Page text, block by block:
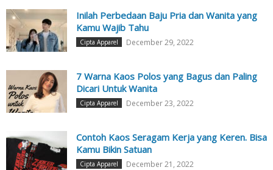
Inilah Perbedaan Baju Pria dan Wanita yang
Kamu Wajib Tahu
Cipta Apparel December 29, 2022
7 Warna Kaos Polos yang Bagus dan Paling
Dicari Untuk Wanita
Cipta Apparel December 23, 2022
Contoh Kaos Seragam Kerja yang Keren. Bisa
Kamu Bikin Satuan
Cipta Apparel December 21, 2022